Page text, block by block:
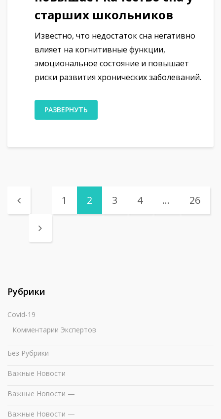
старших школьников
Известно, что недостаток сна негативно
влияет на когнитивные функции,
эмоциональное состояние и повышает
риски развития хронических заболеваний.
РАЗВЕРНУТЬ
1 2 3 4 … 26
Рубрики
Covid-19
Комментарии Экспертов
Без Рубрики
Важные Новости
Важные Новости —
Важные Новости —